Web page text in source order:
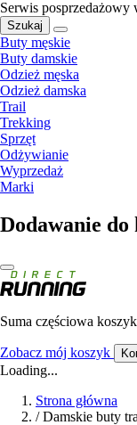
Serwis posprzedażowy
Szukaj
Buty męskie
Buty damskie
Odzież męska
Odzież damska
Trail
Trekking
Sprzęt
Odżywianie
Wyprzedaż
Marki
Dodawanie do
Suma częściowa
Zobacz mój koszyk
Loading...
Strona główna
/ Damskie buty